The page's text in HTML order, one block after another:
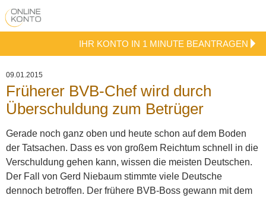
IHR KONTO IN 1 MINUTE BEANTRAGEN
09.01.2015
Früherer BVB-Chef wird durch
Überschuldung zum Betrüger
Gerade noch ganz oben und heute schon auf dem Boden
der Tatsachen. Dass es von großem Reichtum schnell in die
Verschuldung gehen kann, wissen die meisten Deutschen.
Der Fall von Gerd Niebaum stimmte viele Deutsche
dennoch betroffen. Der frühere BVB-Boss gewann mit dem